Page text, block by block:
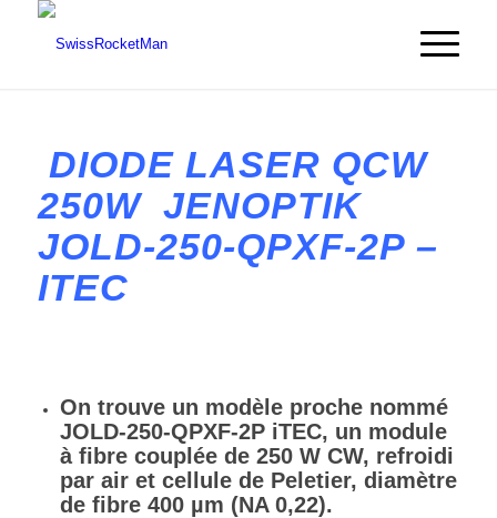
DIODE LASER QCW
250W JENOPTIK
JOLD-250-QPXF-2P –
ITEC
On trouve un modèle proche nommé
JOLD-250-QPXF-2P iTEC, un module
à fibre couplée de 250 W CW, refroidi
par air et cellule de Peletier, diamètre
de fibre 400 µm (NA 0,22).